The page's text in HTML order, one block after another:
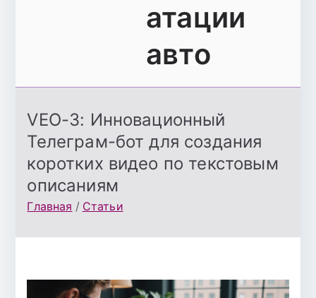
атации
авто
VEO-3: Инновационный
Телеграм-бот для создания
коротких видео по текстовым
описаниям
Главная Статьи